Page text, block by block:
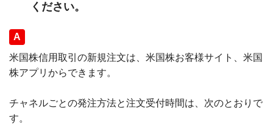
ください。
回答
米国株信用取引の新規注文は、米国株お客様サイト、米国
株アプリからできます。
チャネルごとの発注方法と注文受付時間は、次のとおりで
す。